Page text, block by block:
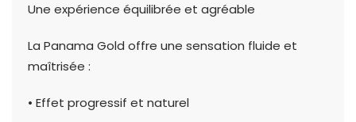
Une expérience équilibrée et agréable
La Panama Gold offre une sensation fluide et
maîtrisée :
• Effet progressif et naturel